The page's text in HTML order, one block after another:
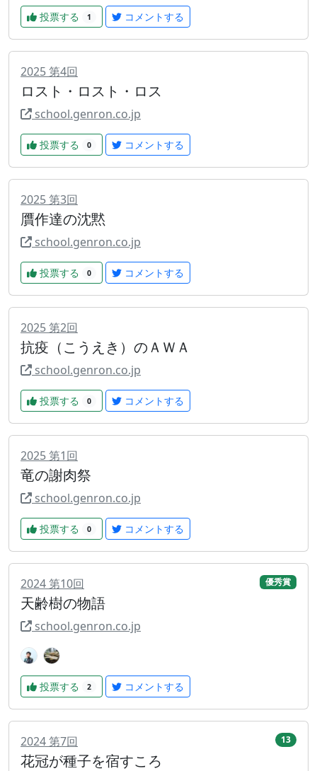
投票する 1 コメントする
2025第4回
ロスト・ロスト・ロス
school.genron.co.jp
投票する 0 コメントする
2025第3回
贋作達の沈黙
school.genron.co.jp
投票する 0 コメントする
2025第2回
抗疫（こうえき）のＡＷＡ
school.genron.co.jp
投票する 0 コメントする
2025第1回
竜の謝肉祭
school.genron.co.jp
投票する 0 コメントする
2024第10回 優秀賞
天齢樹の物語
school.genron.co.jp
投票する 2 コメントする
2024第7回 13
花冠が種子を宿すころ